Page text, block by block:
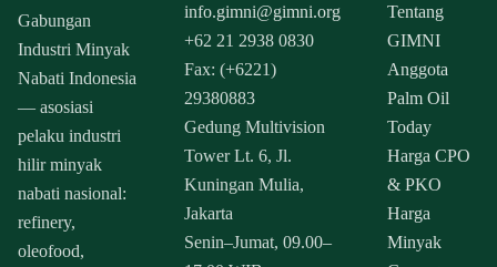
Gabungan
Industri Minyak
Nabati Indonesia
— asosiasi
pelaku industri
hilir minyak
nabati nasional:
refinery,
oleofood,
info.gimni@gimni.org
+62 21 2938 0830
Fax: (+6221)
29380883
Gedung Multivision
Tower Lt. 6, Jl.
Kuningan Mulia,
Jakarta
Senin–Jumat, 09.00–
Tentang
GIMNI
Anggota
Palm Oil
Today
Harga CPO
& PKO
Harga
Minyak